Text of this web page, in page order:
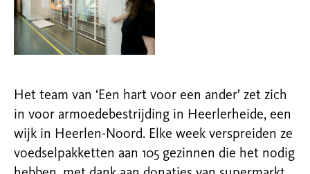
Het team van ‘Een hart voor een ander’ zet zich
in voor armoedebestrijding in Heerlerheide, een
wijk in Heerlen-Noord. Elke week verspreiden ze
voedselpakketten aan 105 gezinnen die het nodig